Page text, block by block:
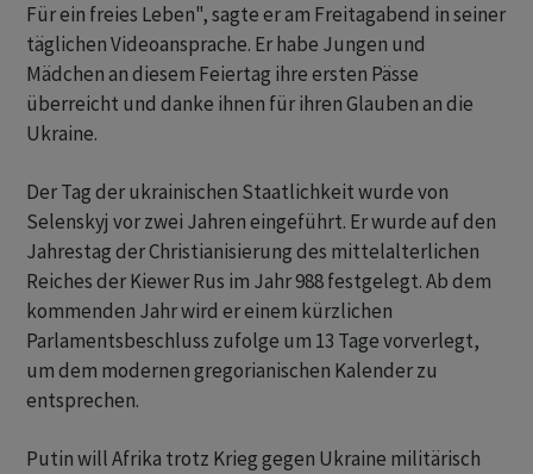
Für ein freies Leben", sagte er am Freitagabend in seiner
täglichen Videoansprache. Er habe Jungen und
Mädchen an diesem Feiertag ihre ersten Pässe
überreicht und danke ihnen für ihren Glauben an die
Ukraine.
Der Tag der ukrainischen Staatlichkeit wurde von
Selenskyj vor zwei Jahren eingeführt. Er wurde auf den
Jahrestag der Christianisierung des mittelalterlichen
Reiches der Kiewer Rus im Jahr 988 festgelegt. Ab dem
kommenden Jahr wird er einem kürzlichen
Parlamentsbeschluss zufolge um 13 Tage vorverlegt,
um dem modernen gregorianischen Kalender zu
entsprechen.
Putin will Afrika trotz Krieg gegen Ukraine militärisch